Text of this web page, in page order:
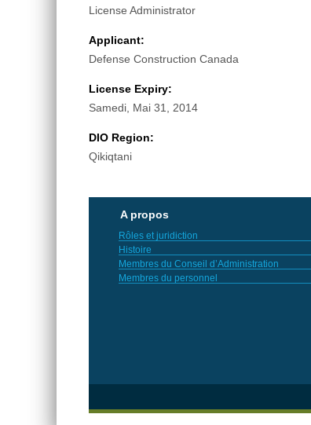
License Administrator
Applicant:
Defense Construction Canada
License Expiry:
Samedi, Mai 31, 2014
DIO Region:
Qikiqtani
A propos
Rôles et juridiction
Histoire
Membres du Conseil d’Administration
Membres du personnel